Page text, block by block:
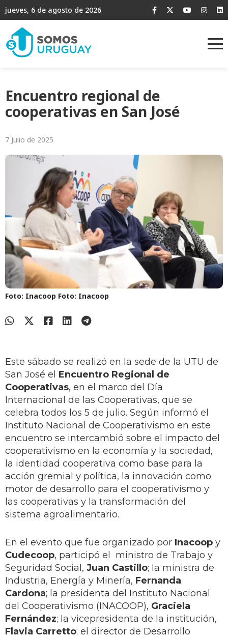
jueves, 6 de agosto de 2026
Encuentro regional de
cooperativas en San José
7 Julio de 2025
Foto: Inacoop Foto: Inacoop
Este sábado se realizó en la sede de la UTU de
San José el Encuentro Regional de
Cooperativas, en el marco del Día
Internacional de las Cooperativas, que se
celebra todos los 5 de julio. Según informó el
Instituto Nacional de Cooperativismo en este
encuentro se intercambió sobre el impacto del
cooperativismo en la economía y la sociedad,
la identidad cooperativa como base para la
acción gremial y política, la innovación como
motor de desarrollo para el cooperativismo y
las cooperativas y la transformación del
sistema agroalimentario.
En el evento que fue organizado por Inacoop y
Cudecoop, participó el ministro de Trabajo y
Seguridad Social, Juan Castillo; la ministra de
Industria, Energía y Minería, Fernanda
Cardona; la presidenta del Instituto Nacional
del Cooperativismo (INACOOP), Graciela
Fernández; la vicepresidenta de la institución,
Flavia Carretto; el director de Desarrollo